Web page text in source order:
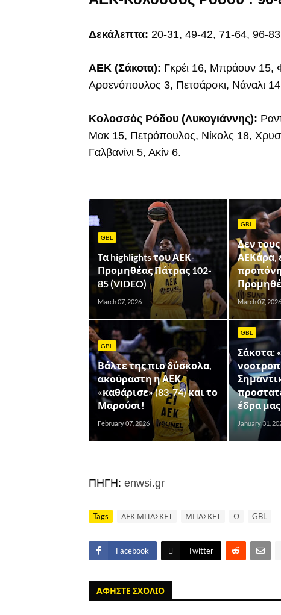
Δεκάλεπτα: 20-31, 49-42, 71-64, 96-83
ΑΕΚ (Σάκοτα): Γκρέι 16, Μπράουν 15,
Αρσενόπουλος 3, Πετσάρσκι, Νάναλι
Κολοσσός Ρόδου (Λυκογιάννης):
Μακ 15, Πετρόπουλος, Νίκολς 18,
Γαλβανίνι 5, Ακίν 6.
GBL
Τα highlights του ΑΕΚ-
Προμηθέας Πάτρας 102-
85 (VIDEO)
March 07, 2026
GBL
Δεν
ΑΕΚάρα,
March 07, 2026
GBL
Βάλτε της πιο δύσκολα,
ακούραστη η ΑΕΚ
«καθάρισε» (83-74) και το
Μαρούσι!
February 07, 2026
GBL
Σάκοτα:
έδρα
January 31,
ΠΗΓΗ: enwsi.gr
Tags ΑΕΚ ΜΠΑΣΚΕΤ ΜΠΑΣΚΕΤ Ω GBL
Facebook Twitter
ΑΦΗΣΤΕ ΣΧΟΛΙΟ